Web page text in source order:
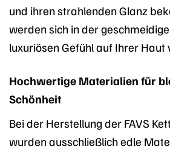
und ihren strahlenden Glanz
werden sich in der
luxuriösen Gefühl auf Ihrer Haut
Hochwertige Materialien für
Schönheit
Bei der Herstellung der FAVS
wurden ausschließlich edle